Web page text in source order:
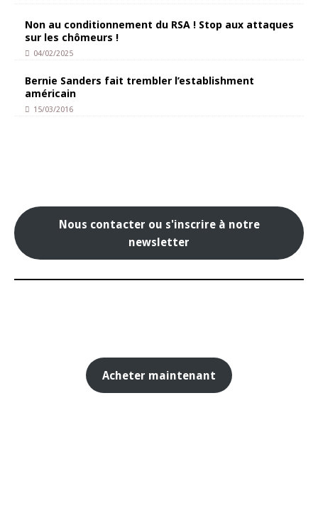
Non au conditionnement du RSA ! Stop aux attaques
sur les chômeurs !
04/02/2025
Bernie Sanders fait trembler l’establishment
américain
15/03/2016
Nous contacter ou s'inscrire à notre
newsletter
Acheter maintenant